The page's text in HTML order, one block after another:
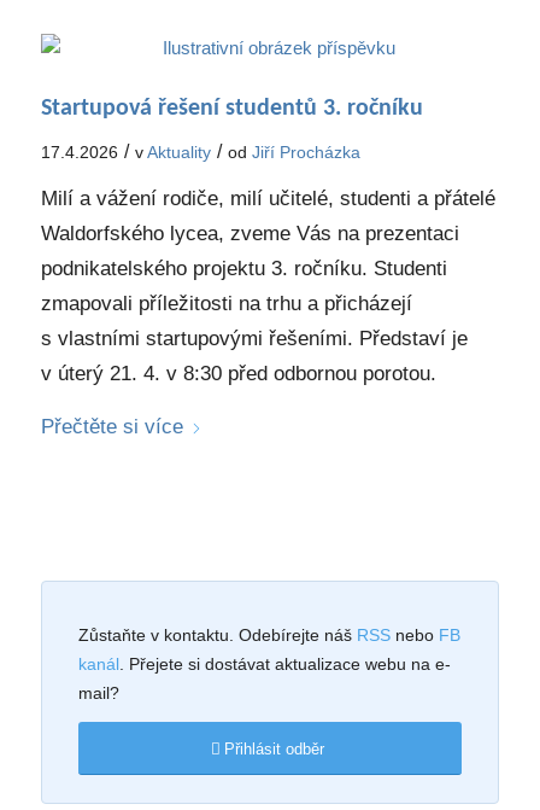
Startupová řešení studentů 3. ročníku
17.4.2026 / vAktuality / od Jiří Procházka
Milí a vážení rodiče, milí učitelé, studenti a přátelé
Waldorfského lycea, zveme Vás na prezentaci
podnikatelského projektu 3. ročníku. Studenti
zmapovali příležitosti na trhu a přicházejí
s vlastními startupovými řešeními. Představí je
v úterý 21. 4. v 8:30 před odbornou porotou.
Přečtěte si více
Zůstaňte v kontaktu. Odebírejte náš RSSnebo FB
kanál. Přejete si dostávat aktualizace webu na e-
mail?
Přihlásit odběr